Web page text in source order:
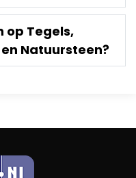
op Tegels,
Natuursteen?